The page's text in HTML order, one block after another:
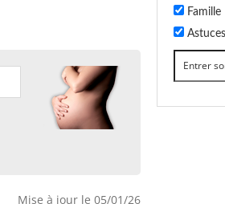
Mise à jour le 05/01/26
Famille